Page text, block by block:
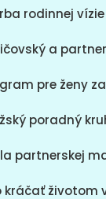
rodinnej
a
pre ženy
poradný
partnerskej
kráčať životom